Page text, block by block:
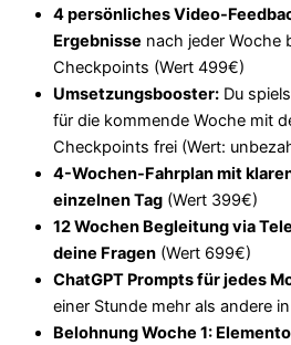
4 persönliches Video-
Ergebnisse nach jeder Woche
Checkpoints (Wert 499€)
Umsetzungsbooster: Du
für die kommende Woche mit
Checkpoints frei (Wert:
4-Wochen-Fahrplan mit
einzelnen Tag (Wert 399€)
12 Wochen Begleitung via
deine Fragen (Wert 699€)
ChatGPT Prompts für jedes
einer Stunde mehr als andere
Belohnung Woche 1: